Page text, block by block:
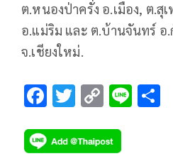
ต.หนองป่าครั่ง อ.เมือง, ต.สุ
อ.แม่ริม และ ต.บ้านจันทร์
จ.เชียงใหม่.
F
e
T
tt
C
p
Li